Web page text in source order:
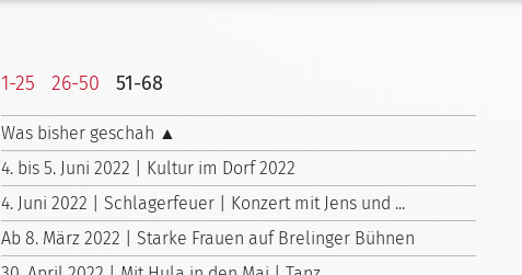
1-25 26-50 51-68
Was bisher geschah ▲
4. bis 5. Juni 2022 | Kultur im Dorf 2022
4. Juni 2022 | Schlagerfeuer | Konzert mit Jens und ...
Ab 8. März 2022 | Starke Frauen auf Brelinger Bühnen